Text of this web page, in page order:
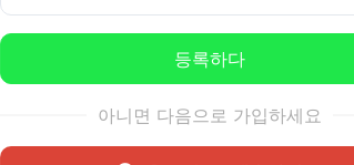
등록하다
아니면 다음으로 가입하세요